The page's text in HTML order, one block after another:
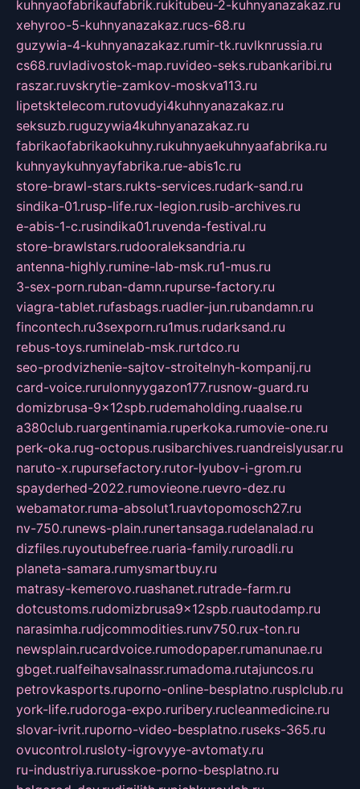
kuhnyaofabrikaufabrik.rukitubeu-2-kuhnyanazakaz.ru
xehyroo-5-kuhnyanazakaz.rucs-68.ru
guzywia-4-kuhnyanazakaz.rumir-tk.ruvlknrussia.ru
cs68.ruvladivostok-map.ruvideo-seks.rubankaribi.ru
raszar.ruvskrytie-zamkov-moskva113.ru
lipetsktelecom.rutovudyi4kuhnyanazakaz.ru
seksuzb.ruguzywia4kuhnyanazakaz.ru
fabrikaofabrikaokuhny.rukuhnyaekuhnyaafabrika.ru
kuhnyaykuhnyayfabrika.rue-abis1c.ru
store-brawl-stars.rukts-services.rudark-sand.ru
sindika-01.rusp-life.rux-legion.rusib-archives.ru
e-abis-1-c.rusindika01.ruvenda-festival.ru
store-brawlstars.rudooraleksandria.ru
antenna-highly.rumine-lab-msk.ru1-mus.ru
3-sex-porn.ruban-damn.rupurse-factory.ru
viagra-tablet.rufasbags.ruadler-jun.rubandamn.ru
fincontech.ru3sexporn.ru1mus.rudarksand.ru
rebus-toys.ruminelab-msk.rurtdco.ru
seo-prodvizhenie-sajtov-stroitelnyh-kompanij.ru
card-voice.rurulonnyygazon177.rusnow-guard.ru
domizbrusa-9x12spb.rudemaholding.ruaalse.ru
a380club.ruargentinamia.ruperkoka.rumovie-one.ru
perk-oka.rug-octopus.rusibarchives.ruandreislyusar.ru
naruto-x.rupursefactory.rutor-lyubov-i-grom.ru
spayderhed-2022.rumovieone.ruevro-dez.ru
webamator.ruma-absolut1.ruavtopomosch27.ru
nv-750.runews-plain.runertansaga.rudelanalad.ru
dizfiles.ruyoutubefree.ruaria-family.ruroadli.ru
planeta-samara.rumysmartbuy.ru
matrasy-kemerovo.ruashanet.rutrade-farm.ru
dotcustoms.rudomizbrusa9x12spb.ruautodamp.ru
narasimha.rudjcommodities.runv750.rux-ton.ru
newsplain.rucardvoice.rumodopaper.rumanunae.ru
gbget.rualfeihavsalnassr.rumadoma.rutajuncos.ru
petrovkasports.ruporno-online-besplatno.rusplclub.ru
york-life.rudoroga-expo.ruribery.rucleanmedicine.ru
slovar-ivrit.ruporno-video-besplatno.ruseks-365.ru
ovucontrol.rusloty-igrovyye-avtomaty.ru
ru-industriya.rurusskoe-porno-besplatno.ru